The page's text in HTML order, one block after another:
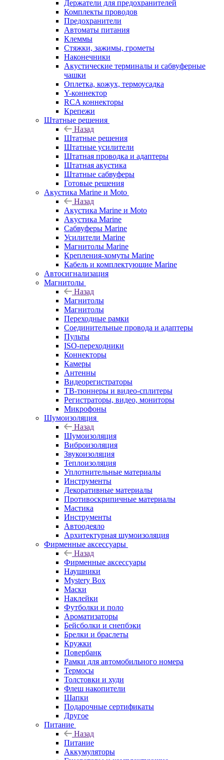
Держатели для предохранителей
Комплекты проводов
Предохранители
Автоматы питания
Клеммы
Стяжки, зажимы, грометы
Наконечники
Акустические терминалы и сабвуферные
чашки
Оплетка, кожух, термоусадка
Y-коннектор
RCA коннекторы
Крепежи
Штатные решения
Назад
Штатные решения
Штатные усилители
Штатная проводка и адаптеры
Штатная акустика
Штатные сабвуферы
Готовые решения
Акустика Marine и Moto
Назад
Акустика Marine и Moto
Акустика Marine
Сабвуферы Marine
Усилители Marine
Магнитолы Marine
Крепления-хомуты Marine
Кабель и комплектующие Marine
Автосигнализация
Магнитолы
Назад
Магнитолы
Магнитолы
Переходные рамки
Соединительные провода и адаптеры
Пульты
ISO-переходники
Коннекторы
Камеры
Антенны
Видеорегистраторы
ТВ-тюннеры и видео-сплитеры
Регистраторы, видео, мониторы
Микрофоны
Шумоизоляция
Назад
Шумоизоляция
Виброизоляция
Звукоизоляция
Теплоизоляция
Уплотнительные материалы
Инструменты
Декоративные материалы
Противоскрипичные материалы
Мастика
Инструменты
Автоодеяло
Архитектурная шумоизоляция
Фирменные аксессуары
Назад
Фирменные аксессуары
Наушники
Mystery Box
Маски
Наклейки
Футболки и поло
Ароматизаторы
Бейсболки и снепбэки
Брелки и браслеты
Кружки
Повербанк
Рамки для автомобильного номера
Термосы
Толстовки и худи
Флеш накопители
Шапки
Подарочные сертификаты
Другое
Питание
Назад
Питание
Аккумуляторы